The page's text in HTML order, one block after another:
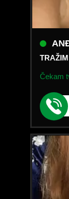
Čekam